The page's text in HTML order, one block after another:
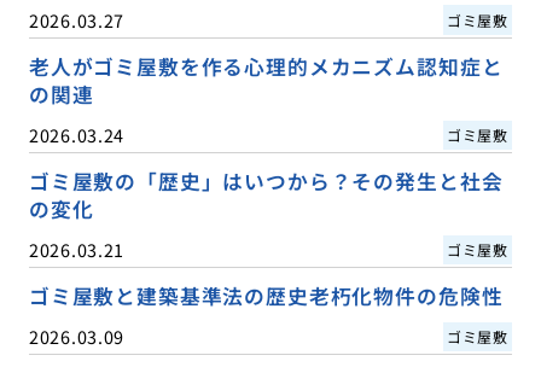
2026.03.27 ゴミ屋敷
老人がゴミ屋敷を作る心理的メカニズム認知症と
の関連
2026.03.24 ゴミ屋敷
ゴミ屋敷の「歴史」はいつから？その発生と社会
の変化
2026.03.21 ゴミ屋敷
ゴミ屋敷と建築基準法の歴史老朽化物件の危険性
2026.03.09 ゴミ屋敷